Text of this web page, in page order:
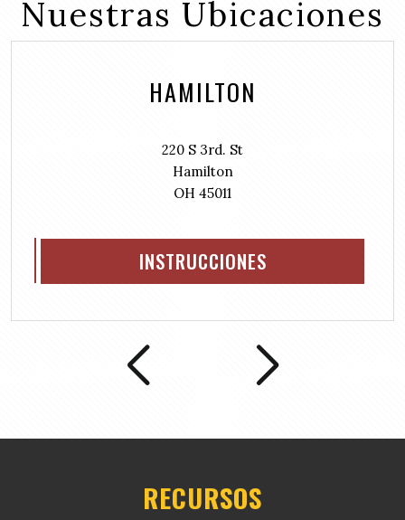
e
d
i
r
(
R
Nuestras Ubicaciones
HAMILTON
220 S 3rd. St
Hamilton
OH 45011
INSTRUCCIONES
RECURSOS